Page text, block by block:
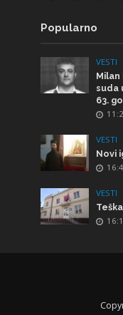
Popularno
VESTI
suda
63.
VESTI
Novi
VESTI